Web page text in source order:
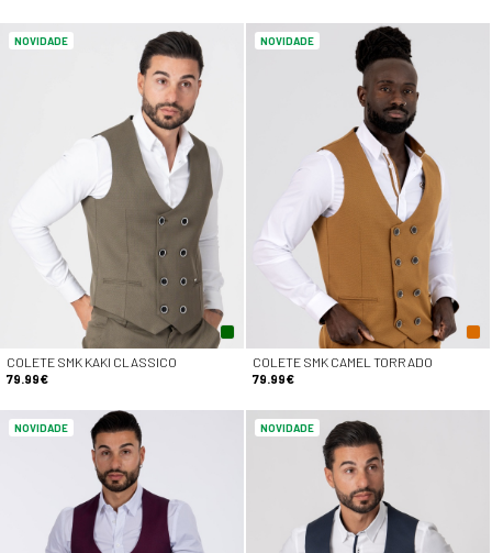
NOVIDADE
COLETE SMK KAKI CLASSICO
79.99€
NOVIDADE
COLETE SMK CAMEL TORRADO
79.99€
NOVIDADE NOVIDADE